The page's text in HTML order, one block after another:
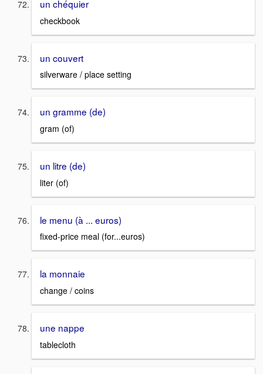
un chéquier
checkbook
un couvert
silverware / place setting
un gramme (de)
gram (of)
un litre (de)
liter (of)
le menu (à ... euros)
fixed-price meal (for...euros)
la monnaie
change / coins
une nappe
tablecloth